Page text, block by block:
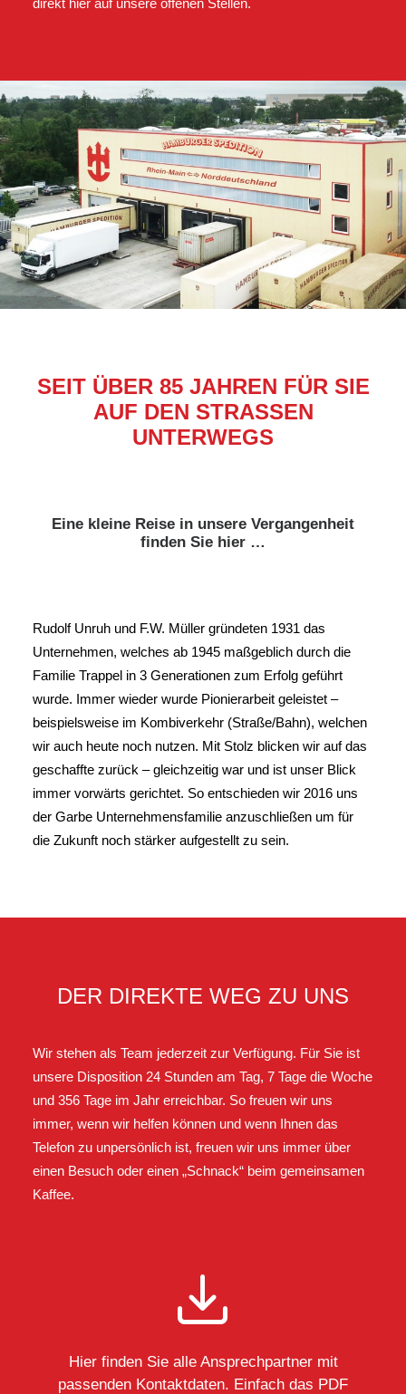
direkt hier auf unsere offenen Stellen.
SEIT ÜBER 85 JAHREN FÜR SIE
AUF DEN STRASSEN U
NTERWEGS
Eine kleine Reise in unsere Vergangenheit
finden Sie hier …
Rudolf Unruh und F.W. Müller gründeten 1931 das
Unternehmen, welches ab 1945 maßgeblich durch die
Familie Trappel in 3 Generationen zum Erfolg geführt
wurde. Immer wieder wurde Pionierarbeit geleistet –
beispielsweise im Kombiverkehr (Straße/Bahn), welchen
wir auch heute noch nutzen. Mit Stolz blicken wir auf das
geschaffte zurück – gleichzeitig war und ist unser Blick
immer vorwärts gerichtet. So entschieden wir 2016 uns
der Garbe Unternehmensfamilie anzuschließen um für
die Zukunft noch stärker aufgestellt zu sein.
DER DIREKTE WEG ZU UNS
Wir stehen als Team jederzeit zur Verfügung. Für Sie ist
unsere Disposition 24 Stunden am Tag, 7 Tage die Woche
und 356 Tage im Jahr erreichbar. So freuen wir uns
immer, wenn wir helfen können und wenn Ihnen das
Telefon zu unpersönlich ist, freuen wir uns immer über
einen Besuch oder einen „Schnack“ beim gemeinsamen
Kaffee.
Hier finden Sie alle Ansprechpartner mit
passenden Kontaktdaten. Einfach das PDF